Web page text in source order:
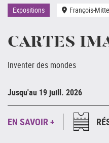
Expositions
François-
CARTES
Inventer des mondes
Jusqu'au 19 juill. 2026
EN SAVOIR +